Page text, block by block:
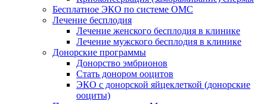
Бесплатное ЭКО по системе ОМС
Лечение бесплодия
Лечение женского бесплодия в клинике
Лечение мужского бесплодия в клинике
Донорские программы
Донорство эмбрионов
Стать донором ооцитов
ЭКО с донорской яйцеклеткой (донорские
ооциты)